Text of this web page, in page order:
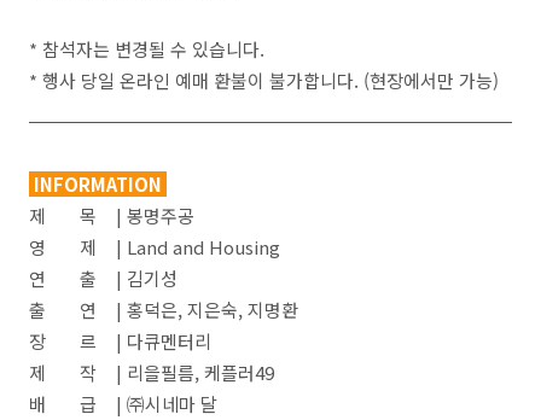
* 참석자는 변경될 수 있습니다.
* 행사 당일 온라인 예매 환불이 불가합니다. (현장에서만 가능)
INFORMATION
제 목 | 봉명주공
영 제 | Land and Housing
연 출 | 김기성
출 연 | 홍덕은, 지은숙, 지명환
장 르 | 다큐멘터리
제 작 | 리을필름, 케플러49
배 급 | ㈜시네마 달